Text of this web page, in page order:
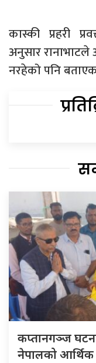
कास्की प्रहरी
अनुसार
नरहेको पनि
कप्तानगञ्ज
नेपालको